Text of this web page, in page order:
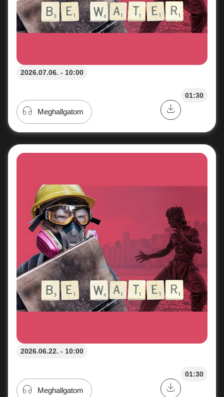
2026.07.06. - 10:00
01:30
Meghallgatom
2026.06.22. - 10:00
01:30
Meghallgatom